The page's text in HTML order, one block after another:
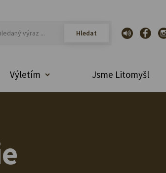
Výletím Jsme Litomyšl